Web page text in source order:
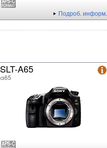
Подроб. информ.
SLT-A65
α65